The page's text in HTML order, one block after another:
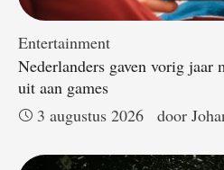
Entertainment
Nederlanders gaven vorig jaar
uit aan games
3 augustus 2026
door